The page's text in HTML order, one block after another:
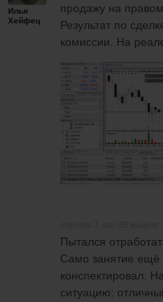
Илья
Хейфец
продажу на
Результат по
комиссии. На
Пытался
Само занятие ещё
конспектировал.
ситуацию: